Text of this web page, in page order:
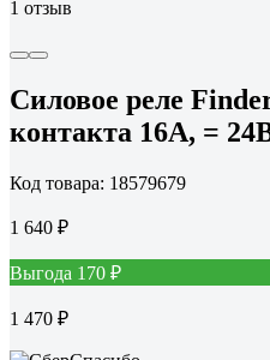
1 отзыв
Силовое реле
контакта 16А, =
Код товара: 18579679
1 640 ₽
Выгода 170 ₽
1 470 ₽